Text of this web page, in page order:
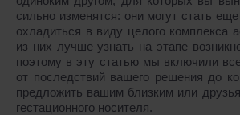
сильно изменятся: они могут стать
охладиться в виду целого комплекса
из них лучше узнать на этапе
поэтому в эту статью мы включили
от последствий вашего решения до
предложить вашим близким или
гестационного носителя.